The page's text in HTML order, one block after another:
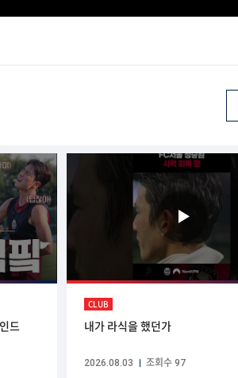
드
CLUB
내가 라식을 했던가
2026.08.03 조회수 97